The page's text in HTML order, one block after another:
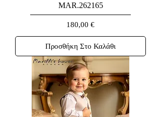
MAR.262165
Τιμή
180,00 €
Προσθήκη Στο Καλάθι